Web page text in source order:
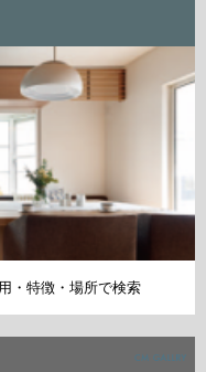
・特徴・場所で検索